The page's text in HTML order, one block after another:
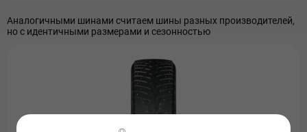
Аналогичными шинами считаем шины разных производителей,
но с идентичными размерами и сезонностью